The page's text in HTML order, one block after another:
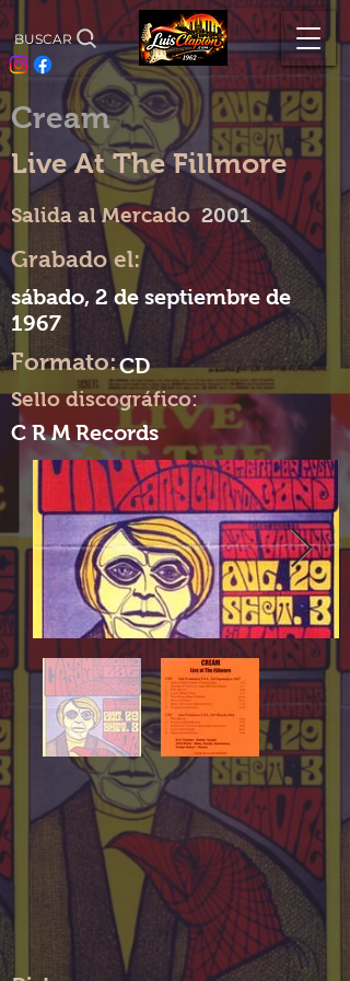
BUSCAR
Cream
Live At The Fillmore
Salida al Mercado 2001
Grabado el:
sábado, 2 de septiembre de
1967
Formato:CD
Sello discográfico:
C R M Records